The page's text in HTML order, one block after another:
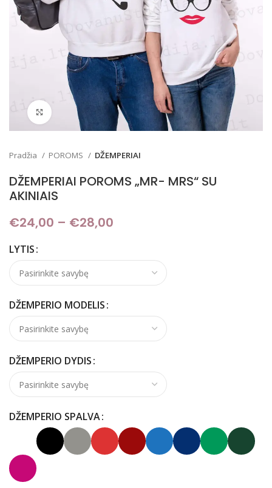
Padidinti
Pradžia POROMS DŽEMPERIAI
DŽEMPERIAI POROMS „MR- MRS“ SU
AKINIAIS
€24,00 – €28,00
LYTIS
DŽEMPERIO MODELIS
DŽEMPERIO DYDIS
DŽEMPERIO SPALVA